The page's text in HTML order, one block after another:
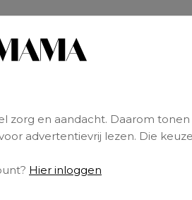
zorg en aandacht. Daarom tonen
advertentievrij lezen. Die
Hier inloggen
Dietz deelt de nodige
is. Meen je wat